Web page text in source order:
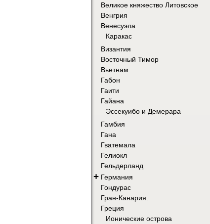
Великое княжество Литовское
Венгрия
Венесуэла
Каракас
Византия
Восточный Тимор
Вьетнам
Габон
Гаити
Гайана
Эссекуибо и Демерара
Гамбия
Гана
Гватемала
Гелиокл
Гельдерланд
+ Германия
Гондурас
Гран-Канария.
Греция
Ионические острова